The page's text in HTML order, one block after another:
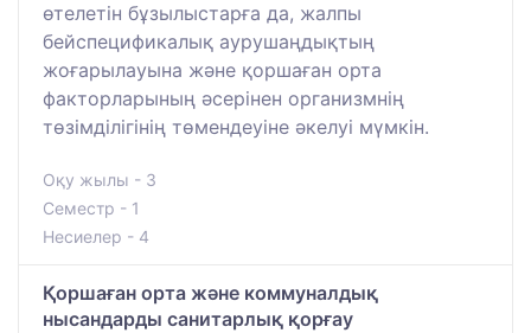
өтелетін бұзылыстарға да, жалпы
бейспецификалық аурушаңдықтың
жоғарылауына және қоршаған орта
факторларының әсерінен организмнің
төзімділігінің төмендеуіне әкелуі мүмкін.
Оқу жылы - 3
Семестр - 1
Несиелер - 4
Қоршаған орта және коммуналдық
нысандарды санитарлық қорғау